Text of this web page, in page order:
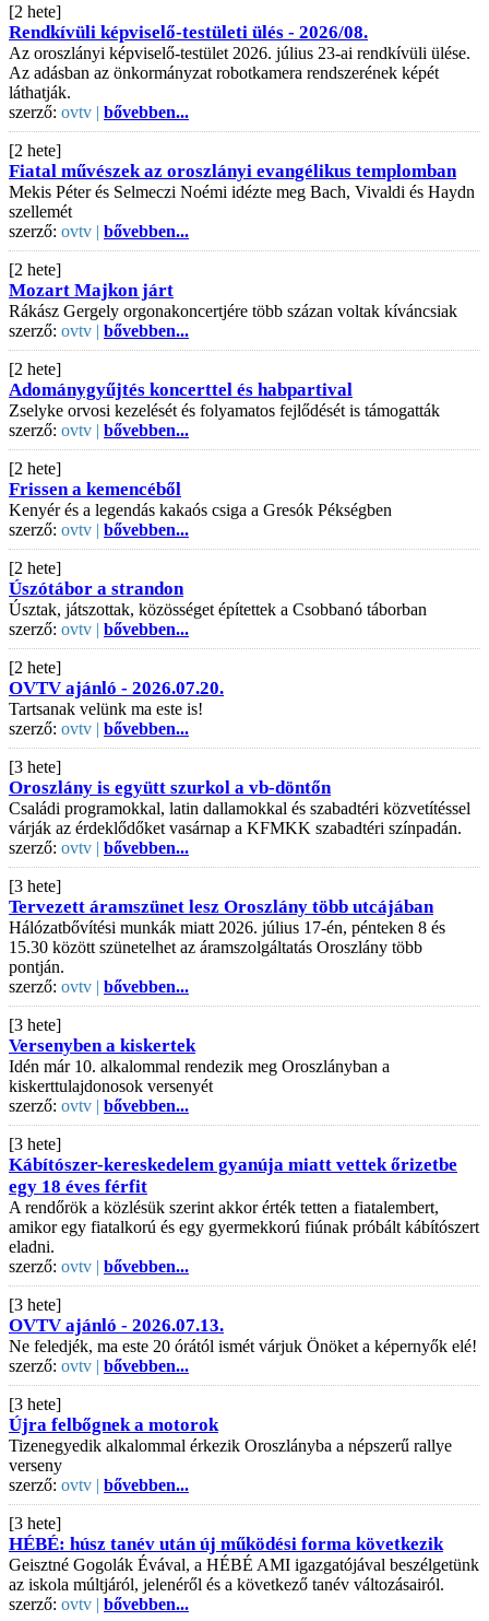
[2 hete]
Rendkívüli képviselő-testületi ülés - 2026/08.
Az oroszlányi képviselő-testület 2026. július 23-ai rendkívüli ülése.
Az adásban az önkormányzat robotkamera rendszerének képét
láthatják.
szerző: ovtv | bővebben...
[2 hete]
Fiatal művészek az oroszlányi evangélikus templomban
Mekis Péter és Selmeczi Noémi idézte meg Bach, Vivaldi és Haydn
szellemét
szerző: ovtv | bővebben...
[2 hete]
Mozart Majkon járt
Rákász Gergely orgonakoncertjére több százan voltak kíváncsiak
szerző: ovtv | bővebben...
[2 hete]
Adománygyűjtés koncerttel és habpartival
Zselyke orvosi kezelését és folyamatos fejlődését is támogatták
szerző: ovtv | bővebben...
[2 hete]
Frissen a kemencéből
Kenyér és a legendás kakaós csiga a Gresók Pékségben
szerző: ovtv | bővebben...
[2 hete]
Úszótábor a strandon
Úsztak, játszottak, közösséget építettek a Csobbanó táborban
szerző: ovtv | bővebben...
[2 hete]
OVTV ajánló - 2026.07.20.
Tartsanak velünk ma este is!
szerző: ovtv | bővebben...
[3 hete]
Oroszlány is együtt szurkol a vb-döntőn
Családi programokkal, latin dallamokkal és szabadtéri közvetítéssel
várják az érdeklődőket vasárnap a KFMKK szabadtéri színpadán.
szerző: ovtv | bővebben...
[3 hete]
Tervezett áramszünet lesz Oroszlány több utcájában
Hálózatbővítési munkák miatt 2026. július 17-én, pénteken 8 és
15.30 között szünetelhet az áramszolgáltatás Oroszlány több
pontján.
szerző: ovtv | bővebben...
[3 hete]
Versenyben a kiskertek
Idén már 10. alkalommal rendezik meg Oroszlányban a
kiskerttulajdonosok versenyét
szerző: ovtv | bővebben...
[3 hete]
Kábítószer-kereskedelem gyanúja miatt vettek őrizetbe
egy 18 éves férfit
A rendőrök a közlésük szerint akkor érték tetten a fiatalembert,
amikor egy fiatalkorú és egy gyermekkorú fiúnak próbált kábítószert
eladni.
szerző: ovtv | bővebben...
[3 hete]
OVTV ajánló - 2026.07.13.
Ne feledjék, ma este 20 órától ismét várjuk Önöket a képernyők elé!
szerző: ovtv | bővebben...
[3 hete]
Újra felbőgnek a motorok
Tizenegyedik alkalommal érkezik Oroszlányba a népszerű rallye
verseny
szerző: ovtv | bővebben...
[3 hete]
HÉBÉ: húsz tanév után új működési forma következik
Geisztné Gogolák Évával, a HÉBÉ AMI igazgatójával beszélgetünk
az iskola múltjáról, jelenéről és a következő tanév változásairól.
szerző: ovtv | bővebben...